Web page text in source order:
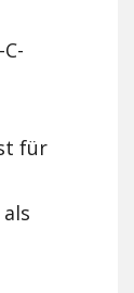
für